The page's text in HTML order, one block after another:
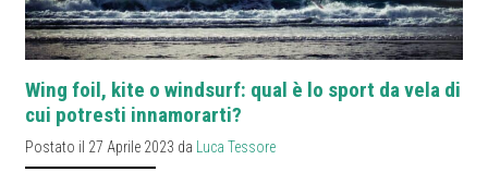
Wing foil, kite o windsurf: qual è lo sport da vela di
cui potresti innamorarti?
Postato il 27 Aprile 2023 da Luca Tessore